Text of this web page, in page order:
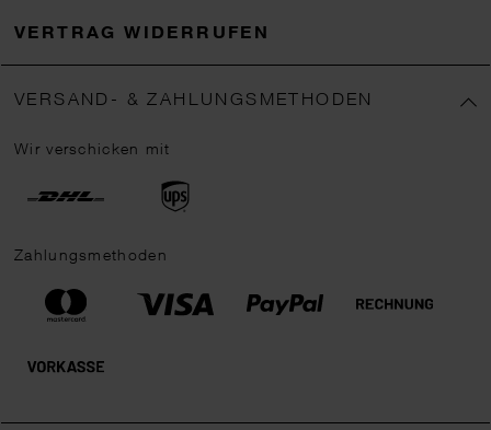
VERTRAG WIDERRUFEN
VERSAND- & ZAHLUNGSMETHODEN
Wir verschicken mit
Zahlungsmethoden